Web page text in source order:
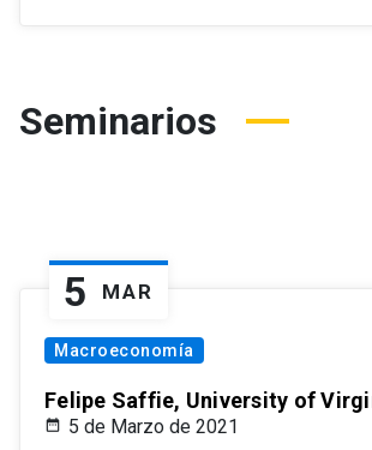
Seminarios
5 MAR
Macroeconomía
Felipe Saffie, University of
5 de Marzo de 2021